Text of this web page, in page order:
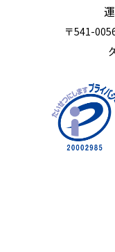
〒541-